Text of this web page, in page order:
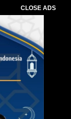
CLOSE ADS